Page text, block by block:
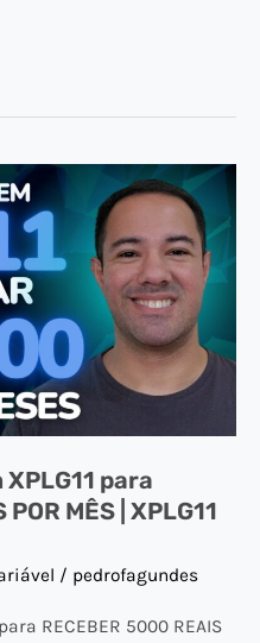
XPLG11 para
MÊS | XPLG11
/ pedrofagundes
RECEBER 5000 REAIS